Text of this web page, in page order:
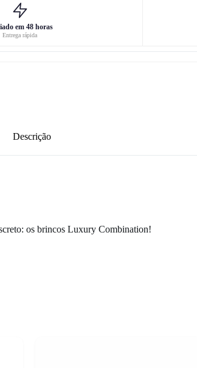
em 48 horas
Entrega rápida
Descrição
os brincos Luxury Combination!